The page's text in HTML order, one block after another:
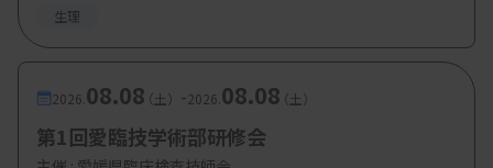
【参加費・定員など】
・参加費：会員 1000円、非会員 3000円
・定 員：120 名
生理
2026. 08.08（土） -2026. 08.08（土）
第1回愛臨技学術部研修会